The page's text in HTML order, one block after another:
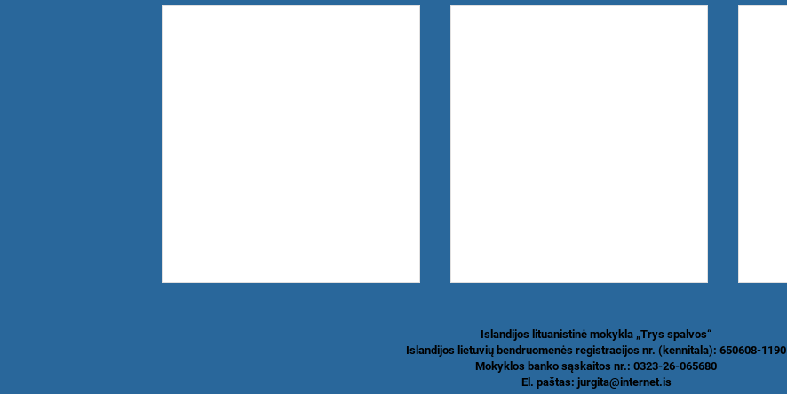
Islandijos lituanistinė mokykla „Trys spalvos“
Islandijos lietuvių bendruomenės registracijos nr. (kennitala): 650608-1190
Mokyklos banko sąskaitos nr.: 0323-26-065680
El. paštas: jurgita@internet.is